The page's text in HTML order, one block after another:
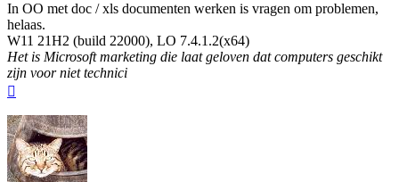
In OO met doc / xls documenten werken is vragen om problemen,
helaas.
W11 21H2 (build 22000), LO 7.4.1.2(x64)
Het is Microsoft marketing die laat geloven dat computers geschikt
zijn voor niet technici